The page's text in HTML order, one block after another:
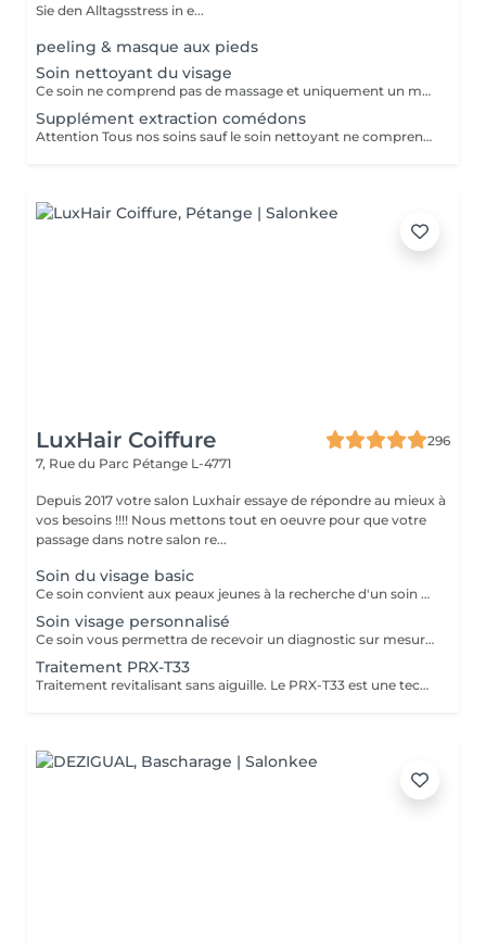
Sie den Alltagsstress in e...
peeling & masque aux pieds
Soin nettoyant du visage
Ce soin ne comprend pas de massage et uniquement un masque crème
Supplément extraction comédons
Attention Tous nos soins sauf le soin nettoyant ne comprennent pas dextractions des comédons Donc réservez ce supplément lors de votre prise de rendez-vous pour un soin visage si vous désirez une extraction des comédons
LuxHair Coiffure
296
7, Rue du Parc Pétange L-4771
Depuis 2017 votre salon Luxhair essaye de répondre au mieux à
vos besoins !!!! Nous mettons tout en oeuvre pour que votre
passage dans notre salon re...
Soin du visage basic
Ce soin convient aux peaux jeunes à la recherche d'un soin hydratant. L'épilation visage et comprise dans le prix du soin visage
Soin visage personnalisé
Ce soin vous permettra de recevoir un diagnostic sur mesure pour un service optimal et aussi un petit plus relaxant ,et un petit massage mains ou pieds au choix vous sera offert. L'épilation visage est comprise dans le prix du soin visage.
Traitement PRX-T33
Traitement revitalisant sans aiguille. Le PRX-T33 est une technique de rajeunissement très efficace et non invasive. Il procure une hydratation profonde et immédiate . Le PRX-T33 est un traitement innovant qui permet de retrouver une peau éclatante et revitalisée,sans les inconvénients d'autres techniques invasives.